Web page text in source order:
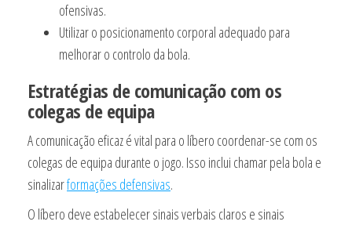
ofensivas.
Utilizar o posicionamento corporal adequado para
melhorar o controlo da bola.
Estratégias de comunicação com os
colegas de equipa
A comunicação eficaz é vital para o líbero coordenar-se com os
colegas de equipa durante o jogo. Isso inclui chamar pela bola e
sinalizarformações defensivas.
O líbero deve estabelecer sinais verbais claros e sinais